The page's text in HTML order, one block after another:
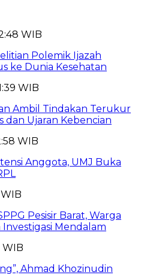
WIB
Polemik Ijazah
ke Dunia Kesehatan
WIB
Ambil Tindakan Terukur
dan Ujaran Kebencian
WIB
Anggota, UMJ Buka
Pesisir Barat, Warga
Mendalam
WIB
Ahmad Khozinudin